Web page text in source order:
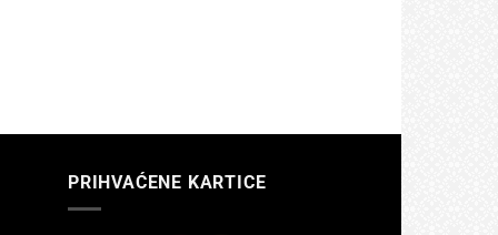
PRIHVAĆENE KARTICE